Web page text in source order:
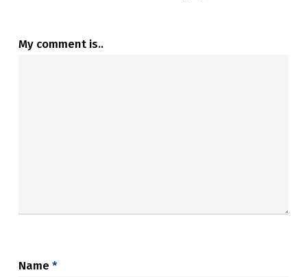
My comment is..
Name *